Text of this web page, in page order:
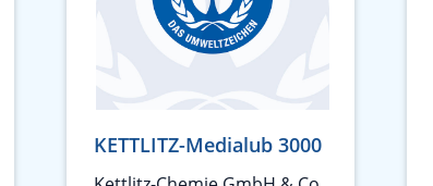
KETTLITZ-Medialub 3000